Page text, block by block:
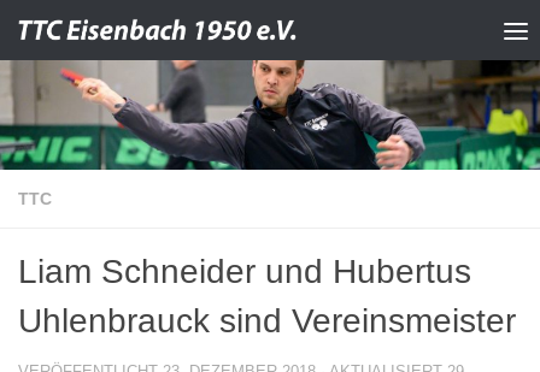
Zum Inhalt springen
TTC
Liam Schneider und Hubertus
Uhlenbrauck sind Vereinsmeister